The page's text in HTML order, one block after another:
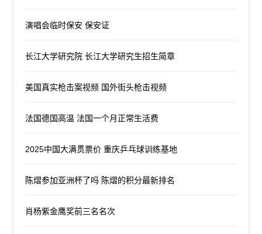
演唱会临时保安 保安证
长江大学研究院 长江大学研究生招生简章
美国真实枪击案视频 国外街头枪击视频
法国德国高温 法国一个月正常生活费
2025中国大满贯票价 重庆乒乓球训练基地
陈熠参加亚洲杯了吗 陈熠的积分最新排名
肖杨紫金鹰奖前三名名次